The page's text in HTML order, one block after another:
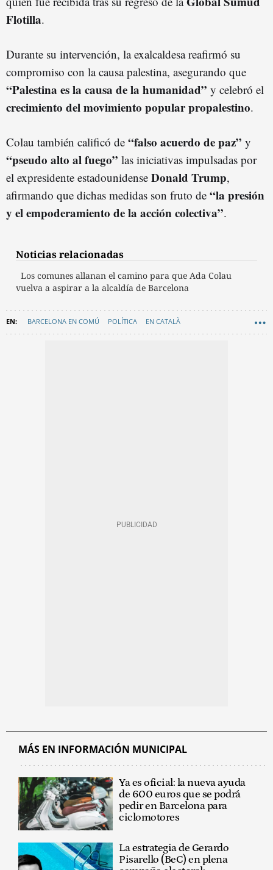
Flotilla.
Durante su intervención, la exalcaldesa reafirmó su
compromiso con la causa palestina, asegurando que
“Palestina es la causa de la humanidad” y celebró el
crecimiento del movimiento popular propalestino.
Colau también calificó de “falso acuerdo de paz” y
“pseudo alto al fuego” las iniciativas impulsadas por
el expresidente estadounidense Donald Trump,
afirmando que dichas medidas son fruto de “la presión
y el empoderamiento de la acción colectiva”.
Noticias relacionadas
Los comunes allanan el camino para que Ada Colau
vuelva a aspirar a la alcaldía de Barcelona
BARCELONA EN COMÚ POLÍTICA EN CATALÀ
MÁS EN INFORMACIÓN MUNICIPAL
Ya es oficial: la nueva ayuda
de 600 euros que se podrá
pedir en Barcelona para
ciclomotores
La estrategia de Gerardo
Pisarello (BeC) en plena